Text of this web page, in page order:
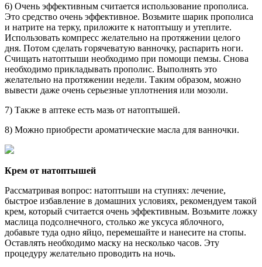
6) Очень эффективным считается использование прополиса.
Это средство очень эффективное. Возьмите шарик прополиса
и натрите на терку, приложите к натоптышу и утеплите.
Использовать компресс желательно на протяжении целого
дня. Потом сделать горячеватую ванночку, распарить ноги.
Счищать натоптыши необходимо при помощи пемзы. Снова
необходимо прикладывать прополис. Выполнять это
желательно на протяжении недели. Таким образом, можно
вывести даже очень серьезные уплотнения или мозоли.
7) Также в аптеке есть мазь от натоптышей.
8) Можно приобрести ароматические масла для ванночки.
Крем от натоптышей
Рассматривая вопрос: натоптыши на ступнях: лечение,
быстрое избавление в домашних условиях, рекомендуем такой
крем, который считается очень эффективным. Возьмите ложку
маслица подсолнечного, столько же уксуса яблочного,
добавьте туда одно яйцо, перемешайте и нанесите на стопы.
Оставлять необходимо маску на несколько часов. Эту
процедуру желательно проводить на ночь.